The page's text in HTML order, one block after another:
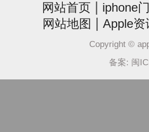
网站首页 iphone
网站地图 Apple资
Copyright ©
备案: 闽